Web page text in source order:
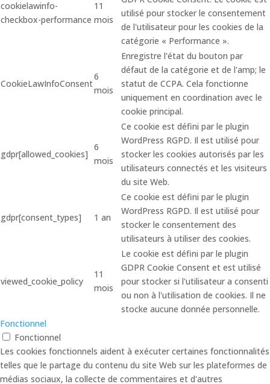
cookielawinfo-
checkbox-performance
11
mois
utilisé pour stocker le consentement
de l'utilisateur pour les cookies de la
catégorie « Performance ».
CookieLawInfoConsent
6
mois
Enregistre l'état du bouton par
défaut de la catégorie et de l'amp; le
statut de CCPA. Cela fonctionne
uniquement en coordination avec le
cookie principal.
gdpr[allowed_cookies]
6
mois
Ce cookie est défini par le plugin
WordPress RGPD. Il est utilisé pour
stocker les cookies autorisés par les
utilisateurs connectés et les visiteurs
du site Web.
gdpr[consent_types] 1 an
Ce cookie est défini par le plugin
WordPress RGPD. Il est utilisé pour
stocker le consentement des
utilisateurs à utiliser des cookies.
viewed_cookie_policy
11
mois
Le cookie est défini par le plugin
GDPR Cookie Consent et est utilisé
pour stocker si l'utilisateur a consenti
ou non à l'utilisation de cookies. Il ne
stocke aucune donnée personnelle.
Fonctionnel
Fonctionnel
Les cookies fonctionnels aident à exécuter certaines fonctionnalités
telles que le partage du contenu du site Web sur les plateformes de
médias sociaux, la collecte de commentaires et d'autres